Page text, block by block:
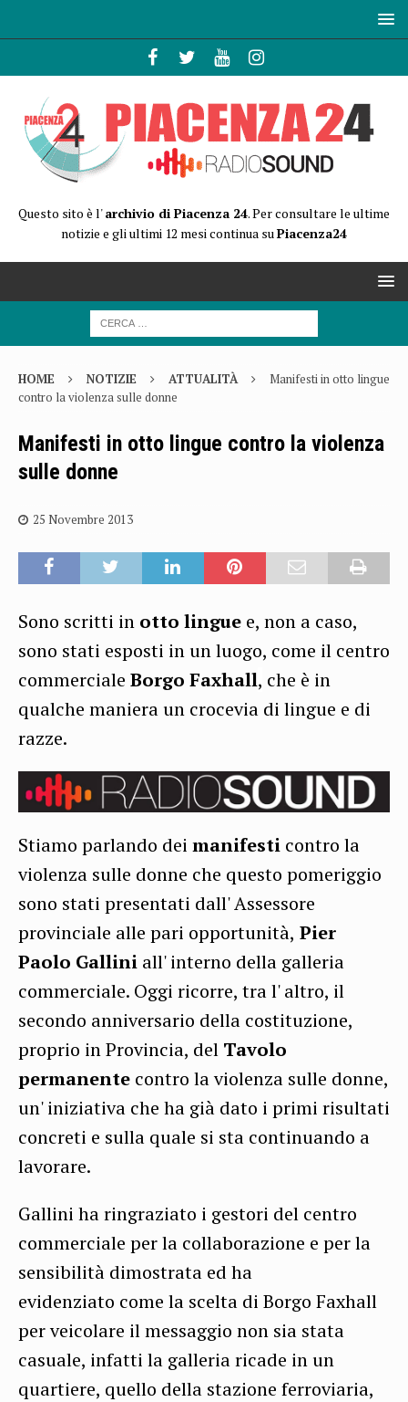
Questo sito è l'archivio di Piacenza 24. Per consultare le ultime
notizie e gli ultimi 12 mesi continua suPiacenza24
HOME NOTIZIE ATTUALITÀ
Manifesti in otto lingue
contro la violenza sulle donne
Manifesti in otto lingue contro la violenza
sulle donne
25 Novembre 2013
Sono scritti in otto lingue e, non a caso,
sono stati esposti in un luogo, come il centro
commerciale Borgo Faxhall, che è in
qualche maniera un crocevia di lingue e di
razze.
Stiamo parlando dei manifesti contro la
violenza sulle donne che questo pomeriggio
sono stati presentati dall' Assessore
provinciale alle pari opportunità, Pier
Paolo Gallini all' interno della galleria
commerciale. Oggi ricorre, tra l' altro, il
secondo anniversario della costituzione,
proprio in Provincia, del Tavolo
permanente contro la violenza sulle donne,
un' iniziativa che ha già dato i primi risultati
concreti e sulla quale si sta continuando a
lavorare.
Gallini ha ringraziato i gestori del centro
commerciale per la collaborazione e per la
sensibilità dimostrata ed ha
evidenziato come la scelta di Borgo Faxhall
per veicolare il messaggio non sia stata
casuale, infatti la galleria ricade in un
quartiere, quello della stazione ferroviaria,